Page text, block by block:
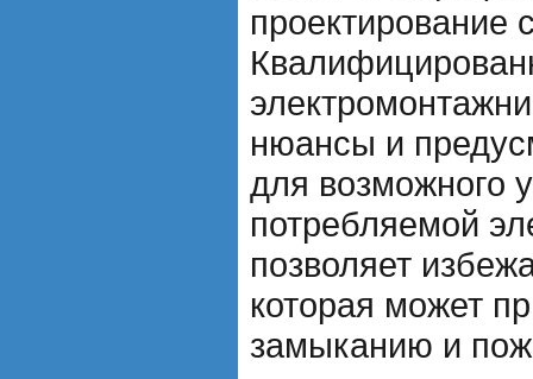
проектирование
нюансы и
для возможного
потребляемой
позволяет
которая может
замыканию и